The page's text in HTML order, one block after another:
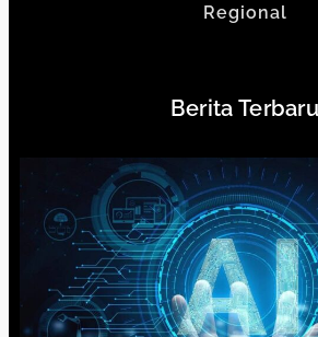
Regional
Berita Terbaru